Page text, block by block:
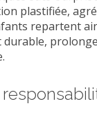
plastifiée,
repartent
durable,